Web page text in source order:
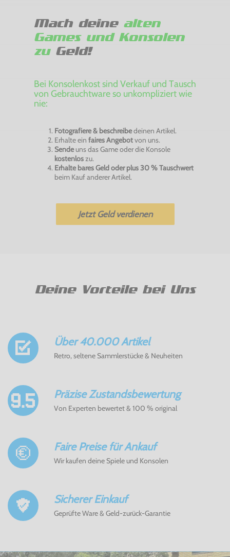
Mach deine alten
Games und Konsolen
zuGeld!
Bei Konsolenkost sind Verkauf und Tausch
von Gebrauchtware so unkompliziert wie
nie:
Fotografiere & beschreibedeinen Artikel.
Erhalte ein faires Angebotvon uns.
Sendeuns das Game oder die Konsole
kostenloszu.
Erhalte bares Geld oder plus 30 % Tauschwert
beim Kauf anderer Artikel.
Jetzt Geld verdienen
Deine Vorteile bei Uns
Über 40.000 Artikel
Retro, seltene Sammlerstücke & Neuheiten
Präzise Zustandsbewertung
Von Experten bewertet & 100 % original
Faire Preise für Ankauf
Wir kaufen deine Spiele und Konsolen
Sicherer Einkauf
Geprüfte Ware & Geld-zurück-Garantie